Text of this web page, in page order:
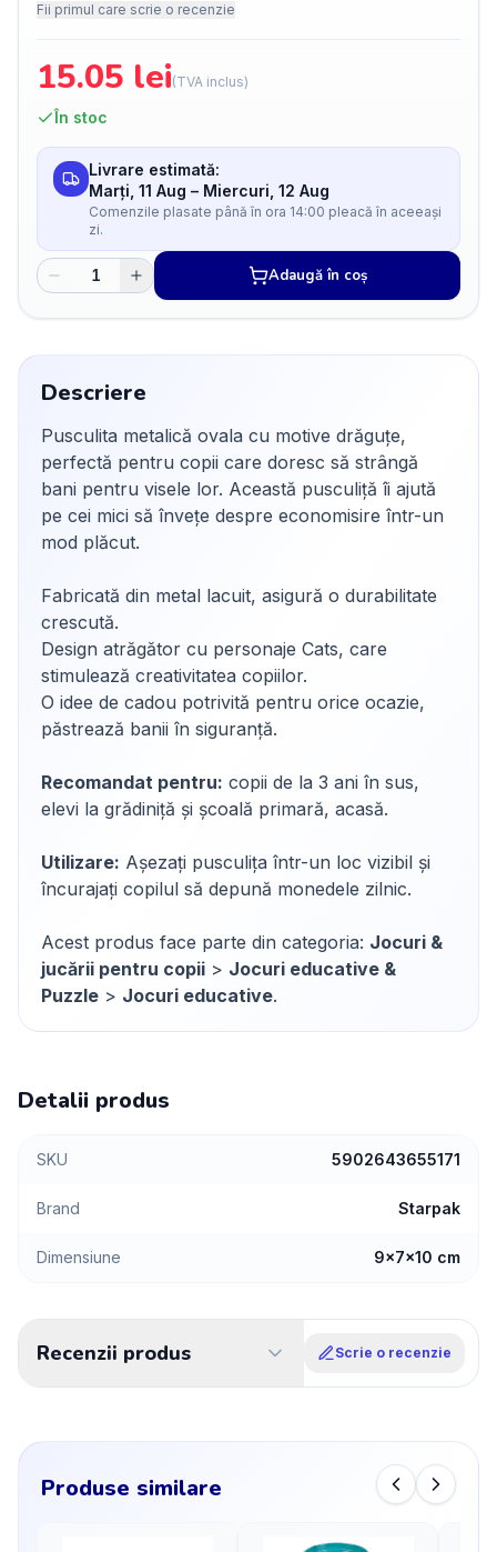
Fii primul care scrie o recenzie
15.05 lei(TVA inclus)
În stoc
Livrare estimată:
Marți, 11 Aug – Miercuri, 12 Aug
Comenzile plasate până în ora 14:00 pleacă în aceeași
zi.
Adaugă în coș
Descriere
Pusculita metalică ovala cu motive drăguțe,
perfectă pentru copii care doresc să strângă
bani pentru visele lor. Această pusculiță îi ajută
pe cei mici să învețe despre economisire într-un
mod plăcut.
Fabricată din metal lacuit, asigură o durabilitate
crescută.
Design atrăgător cu personaje Cats, care
stimulează creativitatea copiilor.
O idee de cadou potrivită pentru orice ocazie,
păstrează banii în siguranță.
Recomandat pentru: copii de la 3 ani în sus,
elevi la grădiniță și școală primară, acasă.
Utilizare: Așezați pusculița într-un loc vizibil și
încurajați copilul să depună monedele zilnic.
Acest produs face parte din categoria: Jocuri &
jucării pentru copii > Jocuri educative &
Puzzle > Jocuri educative.
Detalii produs
SKU 5902643655171
Brand Starpak
Dimensiune 9x7x10 cm
Recenzii produs Scrie o recenzie
Produse similare